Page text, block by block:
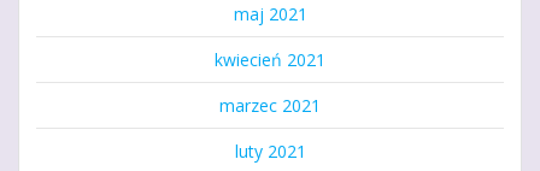
maj 2021
kwiecień 2021
marzec 2021
luty 2021